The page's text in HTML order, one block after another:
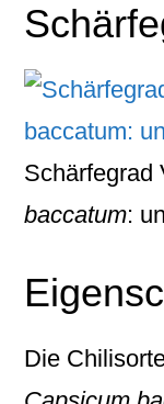
Schärfegrad
baccatum:
Die